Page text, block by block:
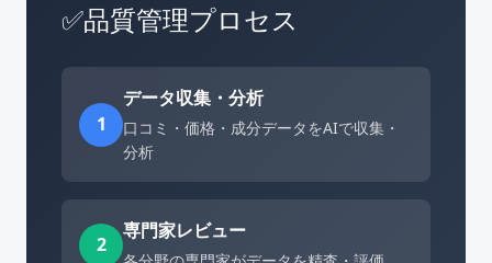
✅品質管理プロセス
1
データ収集・分析
口コミ・価格・成分データをAIで収集・
分析
2
専門家レビュー